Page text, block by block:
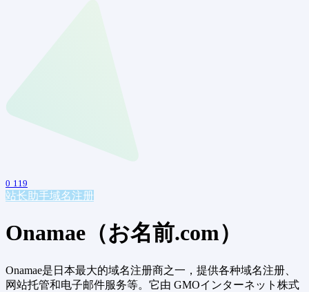
0 119
站长助手域名注册
Onamae（お名前.com）
Onamae是日本最大的域名注册商之一，提供各种域名注册、
网站托管和电子邮件服务等。它由 GMOインターネット株式